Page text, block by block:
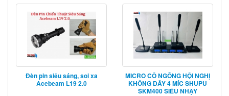
Đèn pin siêu sáng, soi xa
Acebeam L19 2.0
MICRO CỔ NGỖNG HỘI NGHỊ
KHÔNG DÂY 4 MÍC SHUPU
SKM400 SIÊU NHẠY